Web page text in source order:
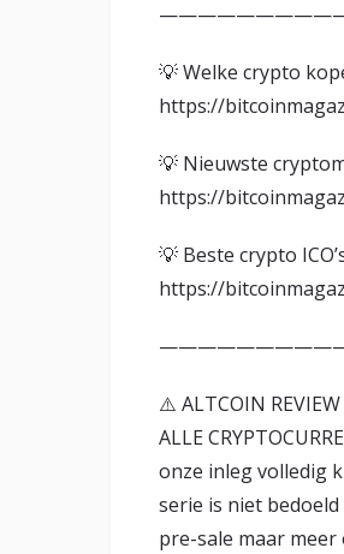
💡 Welke crypto
https://
💡 Nieuwste
https://
💡 Beste crypto
https://
⚠️ ALTCOIN
ALLE
onze inleg volledig
serie is niet
pre-sale maar